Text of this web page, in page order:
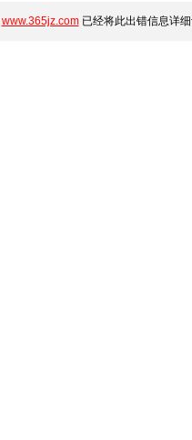
www.365jz.com已经将此出错信息详